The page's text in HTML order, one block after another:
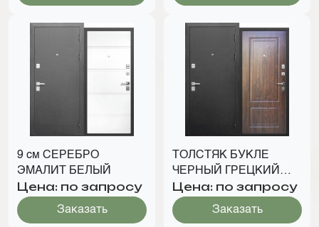
9 см СЕРЕБРО
ЭМАЛИТ БЕЛЫЙ
Цена: по запросу
Заказать
ТОЛСТЯК БУКЛЕ
ЧЕРНЫЙ ГРЕЦКИЙ
ОРЕХ
Цена: по запросу
Заказать